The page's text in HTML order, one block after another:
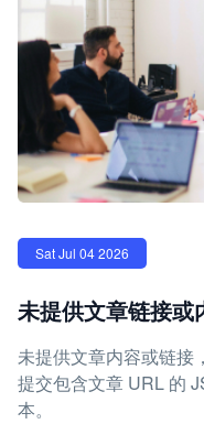
Sat Jul 04 2026
未提供文章链接或
未提供文章内容或链接
提交包含文章 URL 的
本。